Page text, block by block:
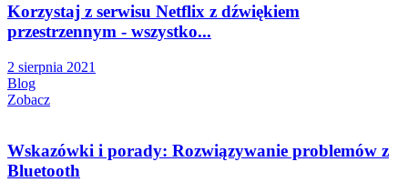
Korzystaj z serwisu Netflix z dźwiękiem
przestrzennym - wszystko...
2 sierpnia 2021
Blog
Zobacz
Wskazówki i porady: Rozwiązywanie problemów z
Bluetooth